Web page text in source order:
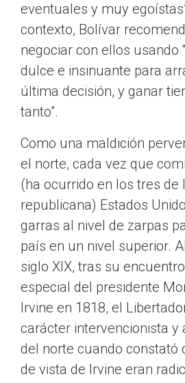
eventuales y muy
contexto, Bolívar
negociar con ellos usando
dulce e insinuante para
última decisión, y ganar
tanto”.
Como una maldición
el norte, cada vez que
(ha ocurrido en los tres de
republicana) Estados
garras al nivel de zarpas
país en un nivel superior.
siglo XIX, tras su
especial del presidente
Irvine en 1818, el
carácter intervencionista y
del norte cuando constató
de vista de Irvine eran